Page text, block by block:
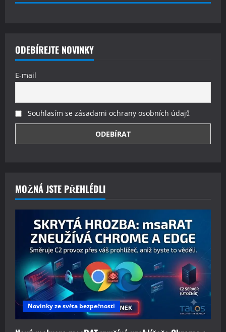
ODEBÍREJTE NOVINKY
E-mail
Souhlasím se zásadami ochrany osobních údajů
MOŽNÁ JSTE PŘEHLÉDLI
Novinky ze světa bezpečnosti